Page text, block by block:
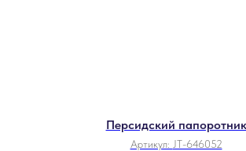
Персидский папоротник
Артикул: JT-646052